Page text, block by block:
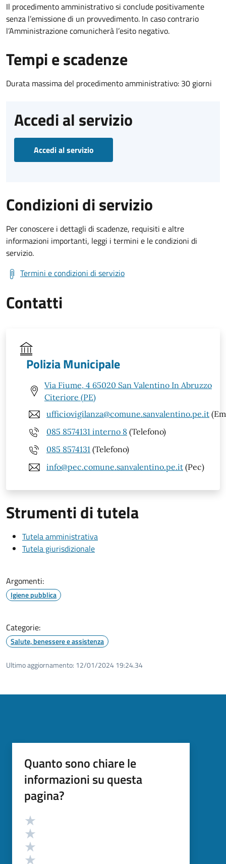
Il procedimento amministrativo si conclude positivamente
senza l’emissione di un provvedimento. In caso contrario
l’Amministrazione comunicherà l’esito negativo.
Tempi e scadenze
Durata massima del procedimento amministrativo: 30 giorni
Accedi al servizio
Accedi al servizio
Condizioni di servizio
Per conoscere i dettagli di scadenze, requisiti e altre
informazioni importanti, leggi i termini e le condizioni di
servizio.
Termini e condizioni di servizio
Contatti
Polizia Municipale
Via Fiume, 4 65020 San Valentino In Abruzzo
Citeriore (PE)
ufficiovigilanza@comune.sanvalentino.pe.it
085 8574131 interno 8 (Telefono)
085 8574131 (Telefono)
info@pec.comune.sanvalentino.pe.it (Pec)
Strumenti di tutela
Tutela amministrativa
Tutela giurisdizionale
Argomenti:
Igiene pubblica
Categorie:
Salute, benessere e assistenza
Ultimo aggiornamento: 12/01/2024 19:24.34
Quanto sono chiare le
informazioni su questa
pagina?
Valutazione